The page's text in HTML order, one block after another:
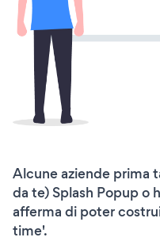
Alcune aziende prima
da te) Splash Popup o
afferma di poter
time'.